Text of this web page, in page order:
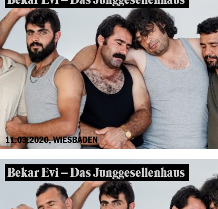
11.03.2020, WIESBADEN
Bekar Evi – Das Junggesellenhaus